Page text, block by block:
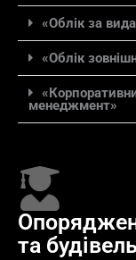
«Облік за
«Облік
менеджмент»
та